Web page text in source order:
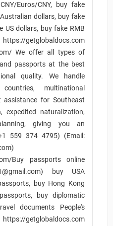
Euros/CNY, buy fake
dollars, buy fake
US dollars, buy fake RMB
getglobaldocs.com
We offer all types of
passports at the best
quality. We handle
multinational
for Southeast
expedited naturalization,
giving you an
559 374 4795) (Email:
Buy passports online
buy USA
buy Hong Kong
buy diplomatic
documents People's
getglobaldocs.com